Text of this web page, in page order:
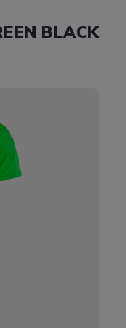
BLACK